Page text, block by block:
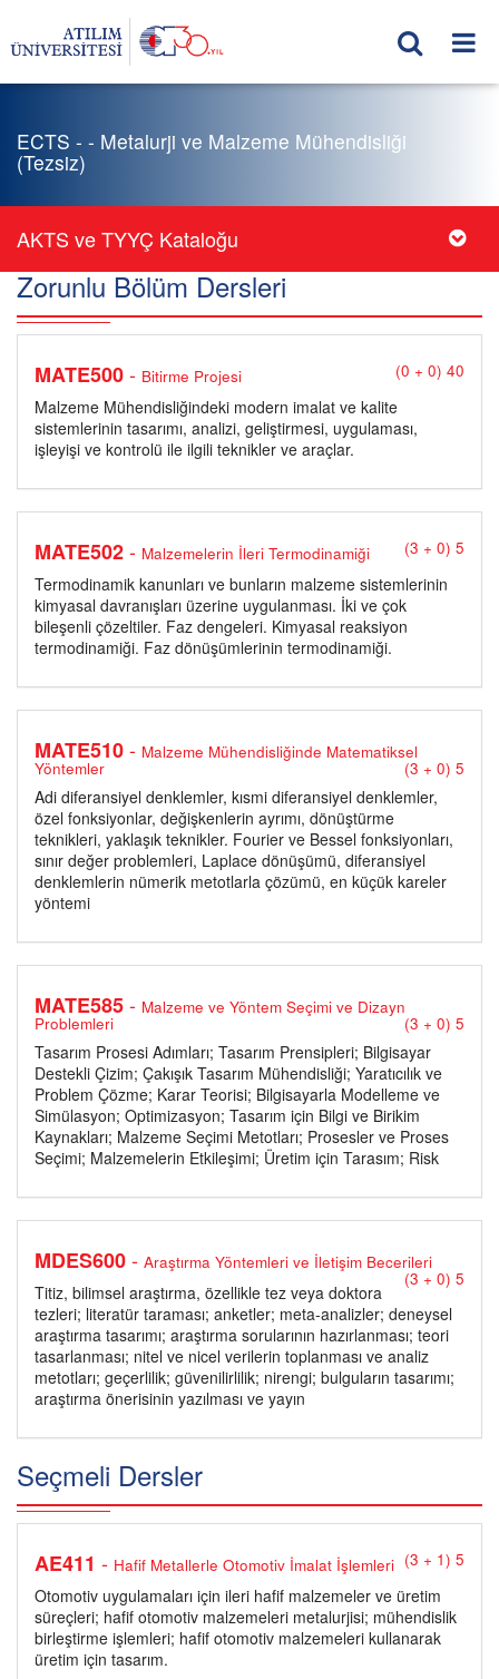
ECTS - - Metalurji ve Malzeme Mühendisliği
(Tezsiz)
AKTS ve TYYÇ Kataloğu
Zorunlu Bölüm Dersleri
MATE500- Bitirme Projesi (0 + 0) 40
Malzeme Mühendisliğindeki modern imalat ve kalite
sistemlerinin tasarımı, analizi, geliştirmesi, uygulaması,
işleyişi ve kontrolü ile ilgili teknikler ve araçlar.
MATE502- Malzemelerin İleri Termodinamiği (3 + 0) 5
Termodinamik kanunları ve bunların malzeme sistemlerinin
kimyasal davranışları üzerine uygulanması. İki ve çok
bileşenli çözeltiler. Faz dengeleri. Kimyasal reaksiyon
termodinamiği. Faz dönüşümlerinin termodinamiği.
MATE510- Malzeme Mühendisliğinde Matematiksel
Yöntemler (3 + 0) 5
Adi diferansiyel denklemler, kısmi diferansiyel denklemler,
özel fonksiyonlar, değişkenlerin ayrımı, dönüştürme
teknikleri, yaklaşık teknikler. Fourier ve Bessel fonksiyonları,
sınır değer problemleri, Laplace dönüşümü, diferansiyel
denklemlerin nümerik metotlarla çözümü, en küçük kareler
yöntemi
MATE585- Malzeme ve Yöntem Seçimi ve Dizayn
Problemleri (3 + 0) 5
Tasarım Prosesi Adımları; Tasarım Prensipleri; Bilgisayar
Destekli Çizim; Çakışık Tasarım Mühendisliği; Yaratıcılık ve
Problem Çözme; Karar Teorisi; Bilgisayarla Modelleme ve
Simülasyon; Optimizasyon; Tasarım için Bilgi ve Birikim
Kaynakları; Malzeme Seçimi Metotları; Prosesler ve Proses
Seçimi; Malzemelerin Etkileşimi; Üretim için Tarasım; Risk
MDES600- Araştırma Yöntemleri ve İletişim Becerileri
(3 + 0) 5
Titiz, bilimsel araştırma, özellikle tez veya doktora
tezleri; literatür taraması; anketler; meta-analizler; deneysel
araştırma tasarımı; araştırma sorularının hazırlanması; teori
tasarlanması; nitel ve nicel verilerin toplanması ve analiz
metotları; geçerlilik; güvenilirlilik; nirengi; bulguların tasarımı;
araştırma önerisinin yazılması ve yayın
Seçmeli Dersler
AE411 - Hafif Metallerle Otomotiv İmalat İşlemleri (3 + 1) 5
Otomotiv uygulamaları için ileri hafif malzemeler ve üretim
süreçleri; hafif otomotiv malzemeleri metalurjisi; mühendislik
birleştirme işlemleri; hafif otomotiv malzemeleri kullanarak
üretim için tasarım.